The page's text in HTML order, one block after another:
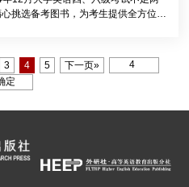
挑选备考图书，为考生提供全方位的
特别加强对听力、长篇阅读与翻译新
学生不但能够适应新的测试要求，而
高英语综合应用能力。
3 4 5 下一页»